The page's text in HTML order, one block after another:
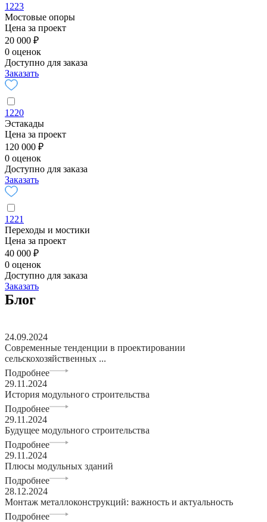
1223
Мостовые опоры
Цена за проект
20 000 ₽
0 оценок
Доступно для заказа
Заказать
1220
Эстакады
Цена за проект
120 000 ₽
0 оценок
Доступно для заказа
Заказать
1221
Переходы и мостики
Цена за проект
40 000 ₽
0 оценок
Доступно для заказа
Заказать
Блог
24.09.2024
Современные тенденции в проектировании
сельскохозяйственных ...
Подробнее
29.11.2024
История модульного строительства
Подробнее
29.11.2024
Будущее модульного строительства
Подробнее
29.11.2024
Плюсы модульных зданий
Подробнее
28.12.2024
Монтаж металлоконструкций: важность и актуальность
Подробнее